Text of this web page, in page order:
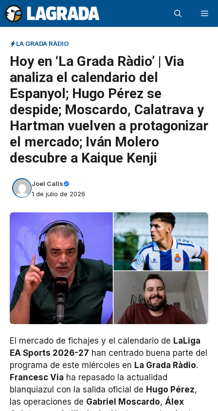
Saltar
al
contenido
LA GRADA RÀDIO
Hoy en ‘La Grada Ràdio’ | Via
analiza el calendario del
Espanyol; Hugo Pérez se
despide; Moscardo, Calatrava y
Hartman vuelven a protagonizar
el mercado; Iván Molero
descubre a Kaique Kenji
Joel Calls
1 de julio de 2026
El mercado de fichajes y el calendario de LaLiga
EA Sports 2026-27 han centrado buena parte del
programa de este miércoles en La Grada Ràdio.
Francesc Via ha repasado la actualidad
blanquiazul con la salida oficial de Hugo Pérez,
las operaciones de Gabriel Moscardo, Álex